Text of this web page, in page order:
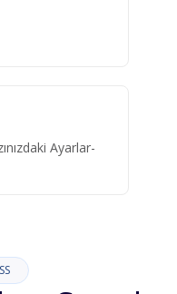
Ayarlar-